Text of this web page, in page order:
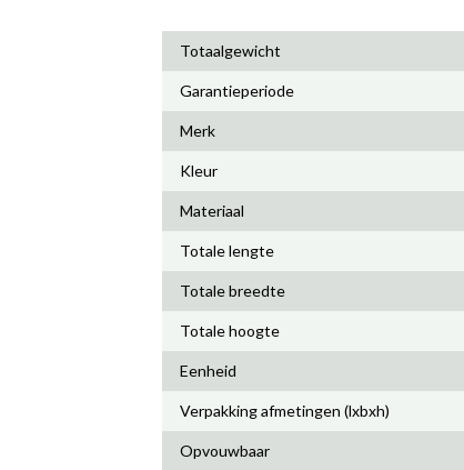
Totaalgewicht
Garantieperiode
Merk
Kleur
Materiaal
Totale lengte
Totale breedte
Totale hoogte
Eenheid
Verpakking afmetingen (lxbxh)
Opvouwbaar